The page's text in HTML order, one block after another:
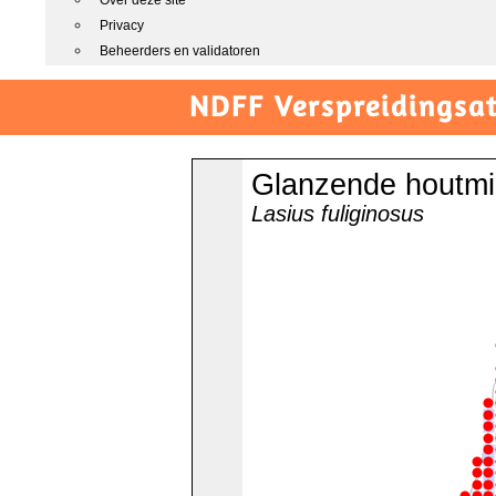
Privacy
Beheerders en validatoren
NDFF